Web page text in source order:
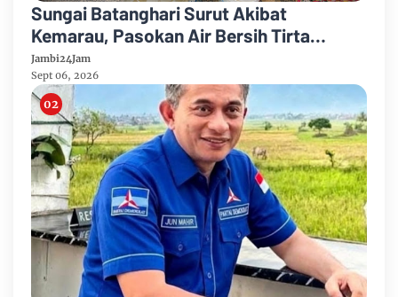
Sungai Batanghari Surut Akibat
Kemarau, Pasokan Air Bersih Tirta
Mayang Jambi Keruh
Jambi24Jam
Sept 06, 2026